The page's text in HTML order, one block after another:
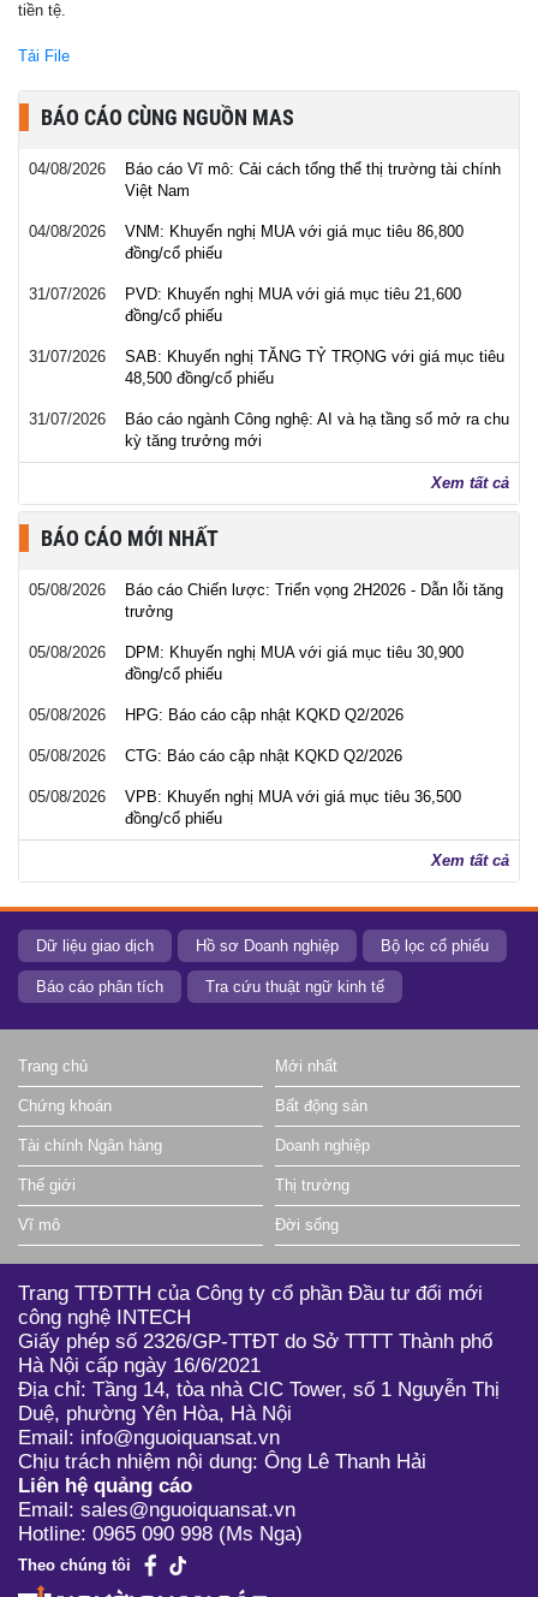
tiền tệ.
Tải File
BÁO CÁO CÙNG NGUỒN MAS
04/08/2026
Báo cáo Vĩ mô: Cải cách tổng thể thị trường tài chính
Việt Nam
04/08/2026
VNM: Khuyến nghị MUA với giá mục tiêu 86,800
đồng/cổ phiếu
31/07/2026
PVD: Khuyến nghị MUA với giá mục tiêu 21,600
đồng/cổ phiếu
31/07/2026
SAB: Khuyến nghị TĂNG TỶ TRỌNG với giá mục tiêu
48,500 đồng/cổ phiếu
31/07/2026
Báo cáo ngành Công nghệ: AI và hạ tầng số mở ra chu
kỳ tăng trưởng mới
Xem tất cả
BÁO CÁO MỚI NHẤT
05/08/2026
Báo cáo Chiến lược: Triển vọng 2H2026 - Dẫn lỗi tăng
trưởng
05/08/2026
DPM: Khuyến nghị MUA với giá mục tiêu 30,900
đồng/cổ phiếu
05/08/2026 HPG: Báo cáo cập nhật KQKD Q2/2026
05/08/2026 CTG: Báo cáo cập nhật KQKD Q2/2026
05/08/2026
VPB: Khuyến nghị MUA với giá mục tiêu 36,500
đồng/cổ phiếu
Xem tất cả
Dữ liệu giao dịch Hồ sơ Doanh nghiệp Bộ lọc cổ phiếu
Báo cáo phân tích Tra cứu thuật ngữ kinh tế
Trang chủ Mới nhất
Chứng khoán Bất động sản
Tài chính Ngân hàng Doanh nghiệp
Thế giới Thị trường
Vĩ mô Đời sống
Trang TTĐTTH của Công ty cổ phần Đầu tư đổi mới
công nghệ INTECH
Giấy phép số 2326/GP-TTĐT do Sở TTTT Thành phố
Hà Nội cấp ngày 16/6/2021
Địa chỉ: Tầng 14, tòa nhà CIC Tower, số 1 Nguyễn Thị
Duệ, phường Yên Hòa, Hà Nội
Email: info@nguoiquansat.vn
Chịu trách nhiệm nội dung: Ông Lê Thanh Hải
Liên hệ quảng cáo
Email: sales@nguoiquansat.vn
Hotline: 0965 090 998 (Ms Nga)
Theo chúng tôi